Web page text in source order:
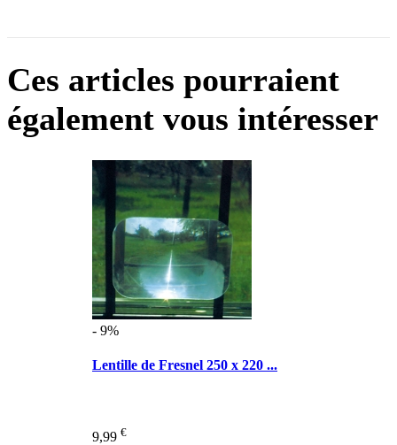
Ces articles pourraient
également vous intéresser
- 9%
Lentille de Fresnel 250 x 220 ...
9,99 €